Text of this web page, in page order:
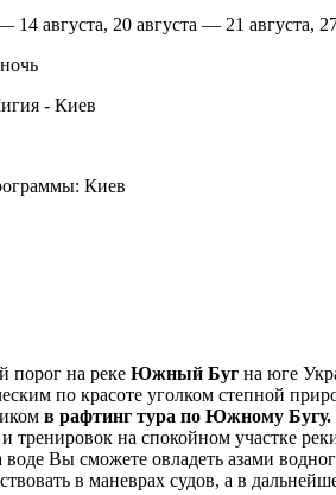
14 августа, 20 августа — 21 августа,
- Киев
Киев
на реке Южный Буг на юге
по красоте уголком степной
в рафтинг тура по Южному Бугу.
тренировок на спокойном участке
Вы сможете овладеть азами
в маневрах судов, а в